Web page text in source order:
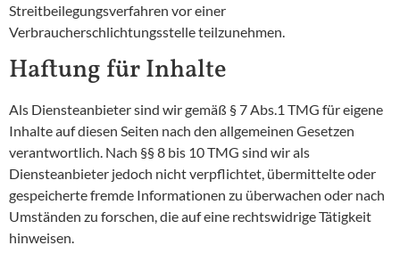
Streitbeilegungsverfahren vor einer
Verbraucherschlichtungsstelle teilzunehmen.
Haftung für Inhalte
Als Diensteanbieter sind wir gemäß § 7 Abs.1 TMG für eigene
Inhalte auf diesen Seiten nach den allgemeinen Gesetzen
verantwortlich. Nach §§ 8 bis 10 TMG sind wir als
Diensteanbieter jedoch nicht verpflichtet, übermittelte oder
gespeicherte fremde Informationen zu überwachen oder nach
Umständen zu forschen, die auf eine rechtswidrige Tätigkeit
hinweisen.